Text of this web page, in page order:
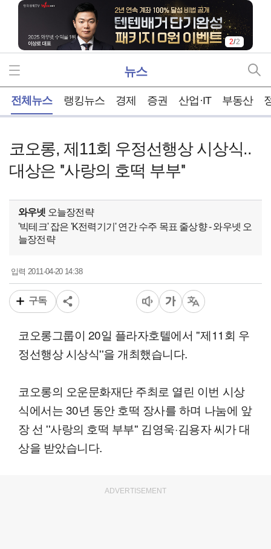
2/2
뉴스
전체뉴스 랭킹뉴스 경제 증권 산업·IT 부동산
코오롱, 제11회 우정선행상 시상식..
대상은 ''사랑의 호떡 부부''
와우넷 오늘장전략
'빅테크' 잡은 'K전력기기' 연간 수주 목표 줄상향 - 와우넷 오
늘장전략
입력 2011-04-20 14:38
구독
코오롱그룹이 20일 플라자호텔에서 ''제11회 우
정선행상 시상식''을 개최했습니다.
코오롱의 오운문화재단 주최로 열린 이번 시상
식에서는 30년 동안 호떡 장사를 하며 나눔에 앞
장 선 ''사랑의 호떡 부부'' 김영욱·김용자 씨가 대
상을 받았습니다.
ADVERTISEMENT